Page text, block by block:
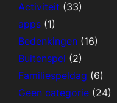
Activiteit (33)
apps (1)
Bedenkingen (16)
Buitenspel (2)
Familiespeldag (6)
Geen categorie (24)